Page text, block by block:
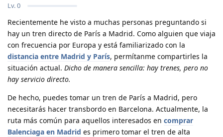
Lv.0
Recientemente he visto a muchas personas preguntando si
hay un tren directo de París a Madrid. Como alguien que viaja
con frecuencia por Europa y está familiarizado con la
distancia entre Madrid y París, permítanme compartirles la
situación actual. Dicho de manera sencilla: hay trenes, pero no
hay servicio directo.
De hecho, puedes tomar un tren de París a Madrid, pero
necesitarás hacer transbordo en Barcelona. Actualmente, la
ruta más común para aquellos interesados en comprar
Balenciaga en Madrid es primero tomar el tren de alta